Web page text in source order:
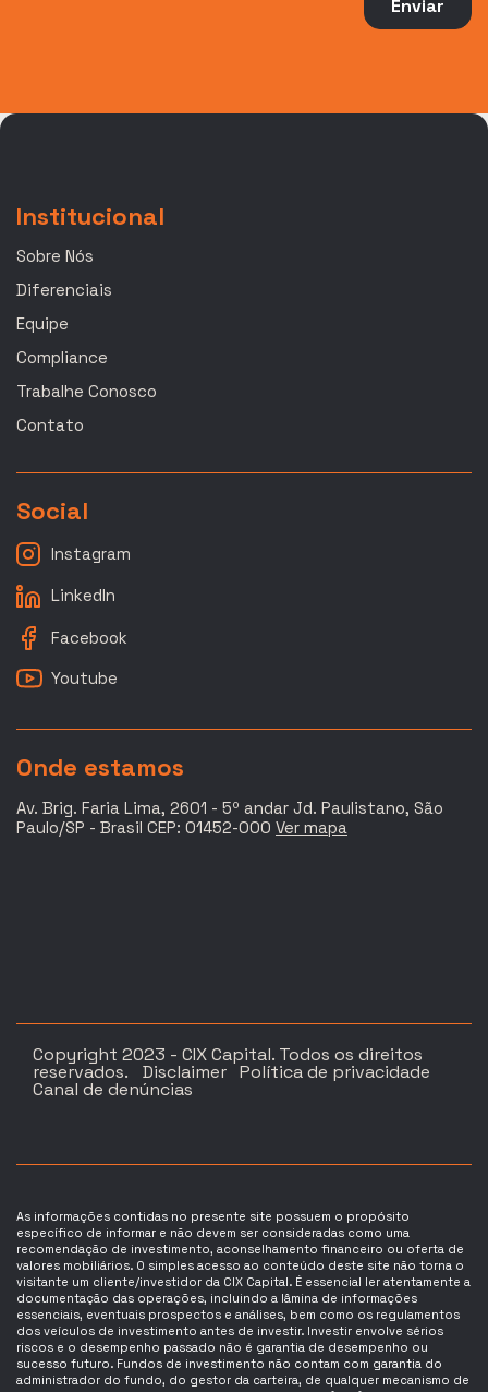
Institucional
Sobre Nós
Diferenciais
Equipe
Compliance
Trabalhe Conosco
Contato
Social
Instagram
LinkedIn
Facebook
Youtube
Onde estamos
Av. Brig. Faria Lima, 2601 - 5º andar Jd. Paulistano, São
Paulo/SP - Brasil CEP: 01452-000 Ver mapa
Copyright 2023 - CIX Capital. Todos os direitos
reservados. Disclaimer Política de privacidade
Canal de denúncias
As informações contidas no presente site possuem o propósito
específico de informar e não devem ser consideradas como uma
recomendação de investimento, aconselhamento financeiro ou oferta de
valores mobiliários. O simples acesso ao conteúdo deste site não torna o
visitante um cliente/investidor da CIX Capital. É essencial ler atentamente a
documentação das operações, incluindo a lâmina de informações
essenciais, eventuais prospectos e análises, bem como os regulamentos
dos veículos de investimento antes de investir. Investir envolve sérios
riscos e o desempenho passado não é garantia de desempenho ou
sucesso futuro. Fundos de investimento não contam com garantia do
administrador do fundo, do gestor da carteira, de qualquer mecanismo de